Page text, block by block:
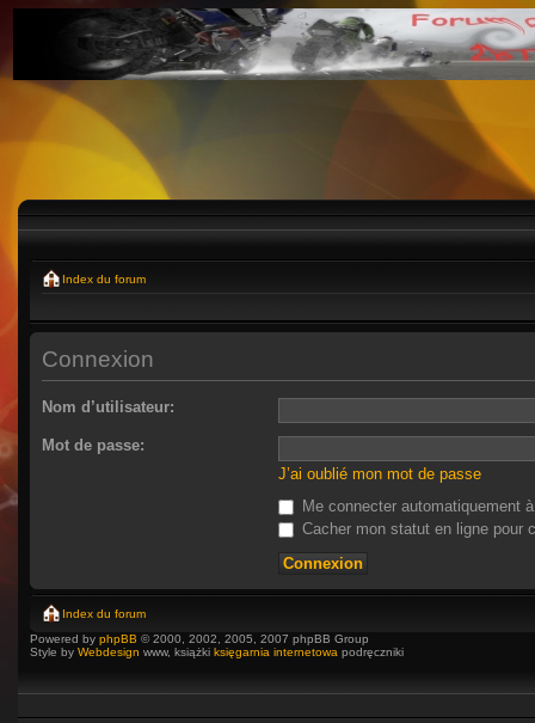
Index du forum
Connexion
Nom d’utilisateur:
Mot de passe:
J’ai oublié mon mot de passe
Me connecter automatiquement
Cacher mon statut en ligne pour
Index du forum
Powered by phpBB © 2000, 2002, 2005, 2007 phpBB Group
Style by Webdesign www, książki księgarnia internetowa podręczniki